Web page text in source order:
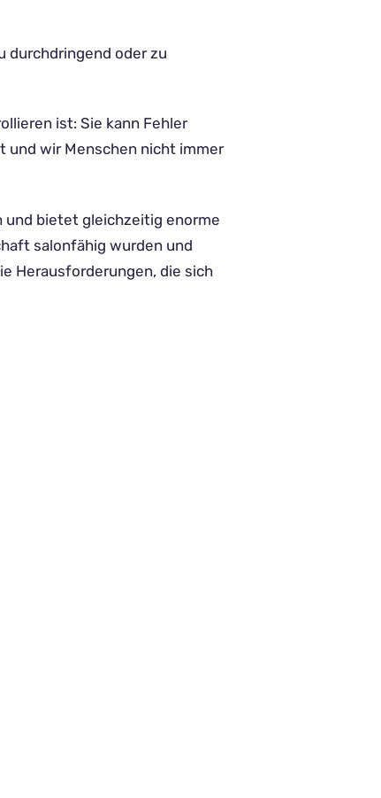
durchdringend oder zu
ist: Sie kann Fehler
und wir Menschen nicht immer
und bietet gleichzeitig enorme
salonfähig wurden und
Herausforderungen, die sich